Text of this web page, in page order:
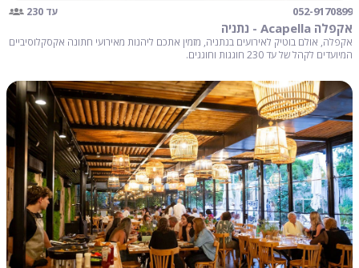
052-9170899 עד 230
אקפלה Acapella - נתניה
אקפלה, אולם בוטיק לאירועים בנתניה, מזמין אתכם ליהנות מאירועי חתונה אקסקלוסיביים
המיועדים לקהל של עד 230 חוגגות וחוגגים.